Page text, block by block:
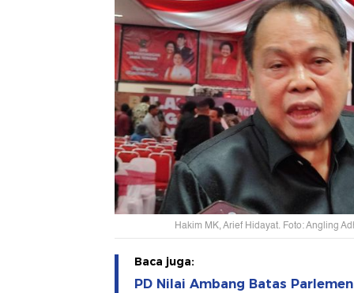
Hakim MK, Arief Hidayat. Foto: Angling
Baca juga:
PD Nilai Ambang Batas